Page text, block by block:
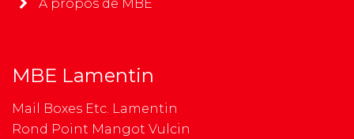
A propos de MBE
MBE Lamentin
Mail Boxes Etc. Lamentin
Rond Point Mangot Vulcin